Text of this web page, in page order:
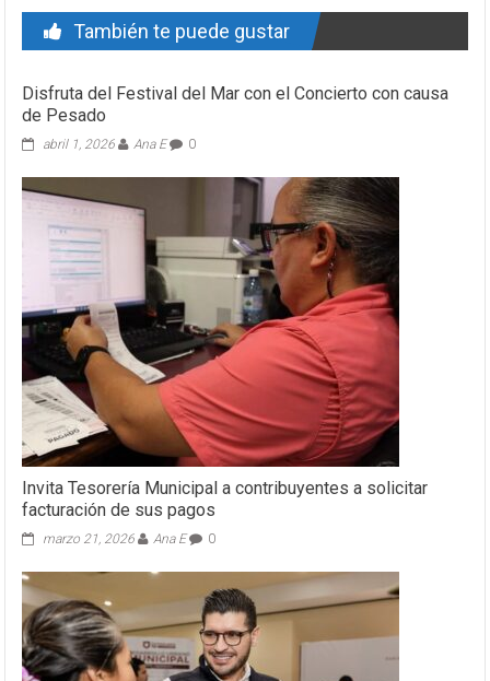
También te puede gustar
Disfruta del Festival del Mar con el Concierto con causa
de Pesado
abril 1, 2026 Ana E 0
Invita Tesorería Municipal a contribuyentes a solicitar
facturación de sus pagos
marzo 21, 2026 Ana E 0